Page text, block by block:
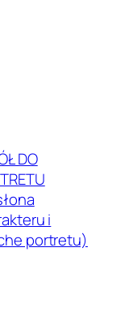
DO
i
portretu)